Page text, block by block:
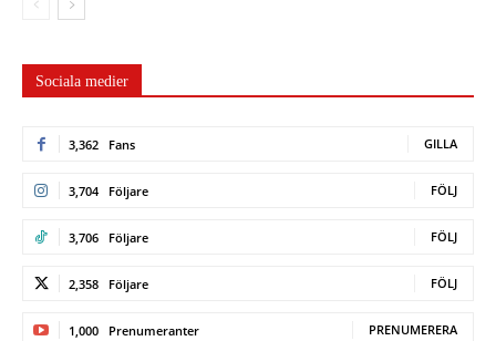
Sociala medier
3,362 Fans GILLA
3,704 Följare FÖLJ
3,706 Följare FÖLJ
2,358 Följare FÖLJ
1,000 Prenumeranter PRENUMERERA